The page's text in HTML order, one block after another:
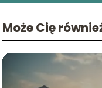
Może Cię